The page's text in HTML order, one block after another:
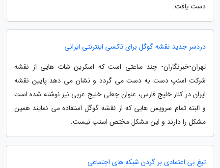
دست یافت.
دردسر جدید نقشه گوگل برای تاکسی اینترنتی ایرانی
تهران-خبرنگاران- چند ساعتی است که اسکرین شات هایی از نقشه
شرکت اسنپ دست به دست می گردد و نشان می دهد پایین نقشه
ایران در کنار خلیج فارس، عنوان جعلی خلیج عربی نیز نوشته شده است
و البته تمام سرویس هایی که از نقشه گوگل استفاده می نمایند همین
مشکل را دارند و این مشکل مختص اسنپ نیست.
تیغ بی اعتمادی بر گردن شبکه های اجتماعی